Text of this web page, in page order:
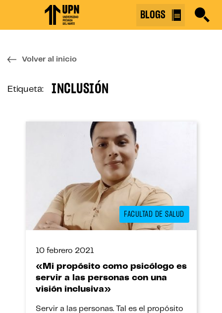
↷
BLOGS
Volver al inicio
Etiqueta: INCLUSIÓN
FACULTAD DE SALUD
10 febrero 2021
«Mi propósito como psicólogo es
servir a las personas con una
visión inclusiva»
Servir a las personas. Tal es el propósito